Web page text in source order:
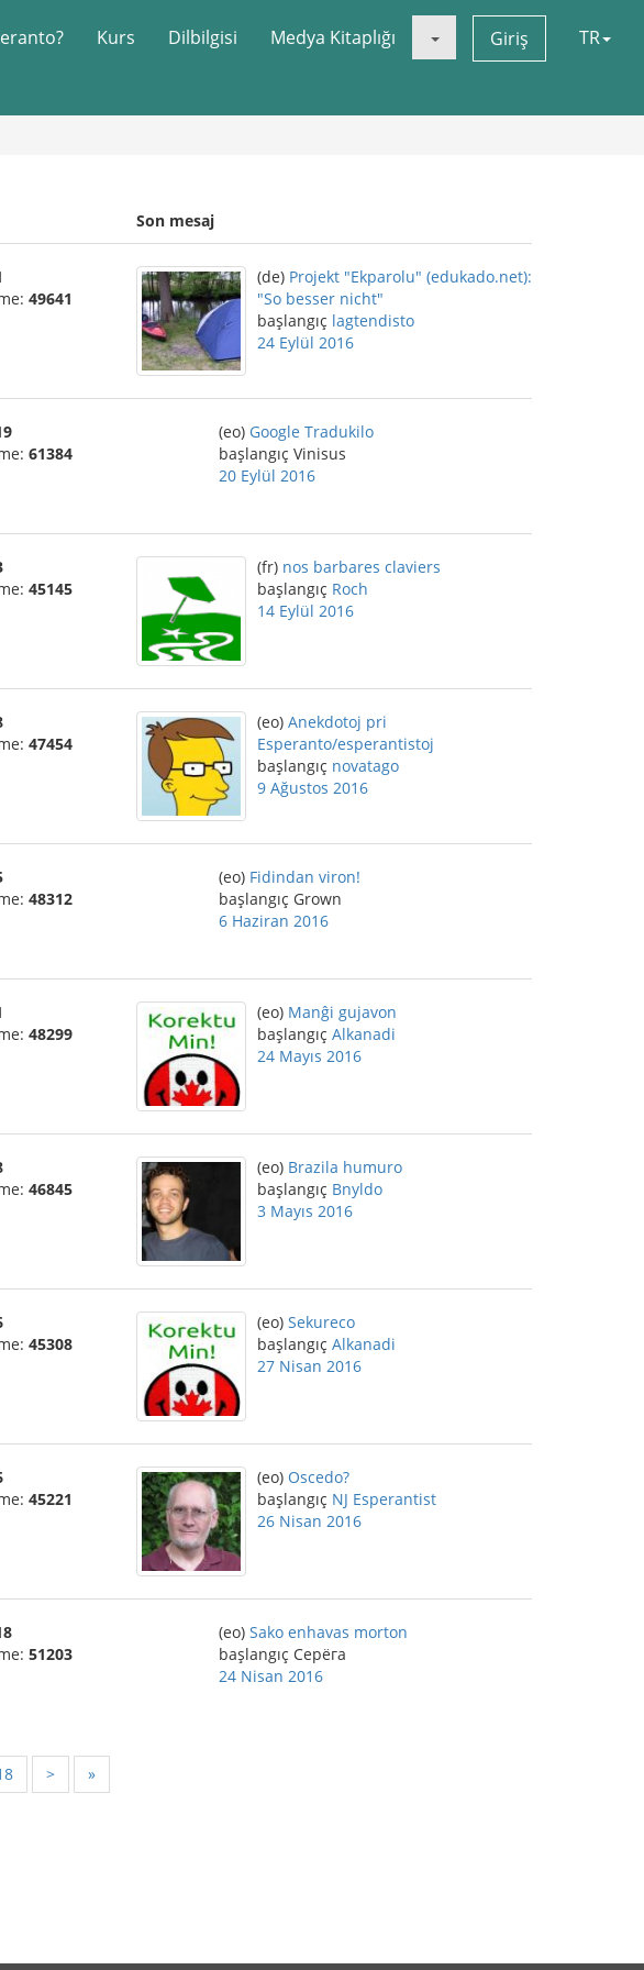
Kurs Dilbilgisi Medya Kitaplığı Giriş TR
Son mesaj
49641
(de) Projekt "Ekparolu" (edukado.net):
"So besser nicht"
başlangıç lagtendisto
24 Eylül 2016
61384
(eo) Google Tradukilo
başlangıç Vinisus
20 Eylül 2016
45145
(fr) nos barbares claviers
başlangıç Roch
14 Eylül 2016
47454
(eo) Anekdotoj pri
Esperanto/esperantistoj
başlangıç novatago
9 Ağustos 2016
48312
(eo) Fidindan viron!
başlangıç Grown
6 Haziran 2016
48299
(eo) Manĝi gujavon
başlangıç Alkanadi
24 Mayıs 2016
46845
(eo) Brazila humuro
başlangıç Bnyldo
3 Mayıs 2016
45308
(eo) Sekureco
başlangıç Alkanadi
27 Nisan 2016
45221
(eo) Oscedo?
başlangıç NJ Esperantist
26 Nisan 2016
51203
(eo) Sako enhavas morton
başlangıç Серёга
24 Nisan 2016
> »